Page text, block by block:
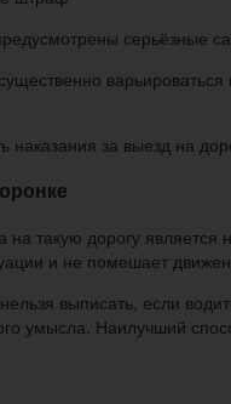
серьёзные
за выезд на
на такую дорогу
и не помешает
выписать, если
умысла. Наилучший